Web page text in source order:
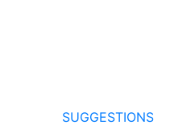
SUGGESTIONS